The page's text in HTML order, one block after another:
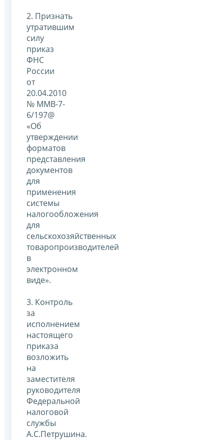
2. Признать
утратившим
силу
приказ
ФНС
России
от
20.04.2010
№ ММВ-7-
6/197@
«Об
утверждении
форматов
представления
документов
для
применения
системы
налогообложения
для
сельскохозяйственных
товаропроизводителей
в
электронном
виде».
3. Контроль
за
исполнением
настоящего
приказа
возложить
на
заместителя
руководителя
Федеральной
налоговой
службы
А.С.Петрушина.